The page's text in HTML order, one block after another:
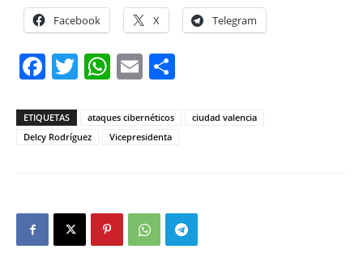
Facebook X Telegram
Facebook
Twitter
WhatsApp
Email
ETIQUETAS ataques cibernéticos
ciudad valencia
Delcy Rodríguez
Vicepresidenta